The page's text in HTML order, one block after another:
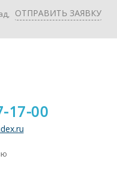
ОТПРАВИТЬ ЗАЯВКУ
17-00